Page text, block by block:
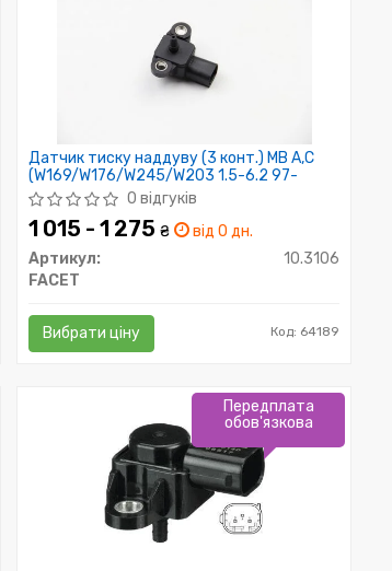
Датчик тиску наддуву (3 конт.) MB A,C
(W169/W176/W245/W203 1.5-6.2 97-
0 відгуків
1 015 - 1 275₴
від 0 дн.
Артикул:
10.3106
FACET
Вибрати ціну Код: 64189
Передплата
обов'язкова